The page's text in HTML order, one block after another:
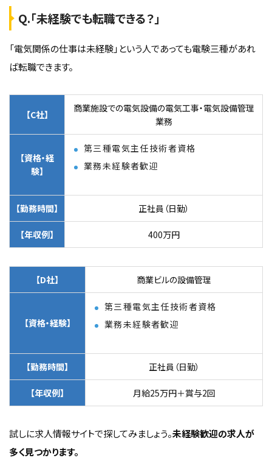
Q.「未経験でも転職できる？」
「電気関係の仕事は未経験」という人であっても電験三種があれ
ば転職できます。
【C社】
商業施設での電気設備の電気工事・電気設備管理
業務
【資格・経
験】
第三種電気主任技術者資格
業務未経験者歓迎
【勤務時間】 正社員（日勤）
【年収例】 400万円
【D社】 商業ビルの設備管理
【資格・経験】
第三種電気主任技術者資格
業務未経験者歓迎
【勤務時間】 正社員（日勤）
【年収例】 月給25万円＋賞与2回
試しに求人情報サイトで探してみましょう。未経験歓迎の求人が
多く見つかります。